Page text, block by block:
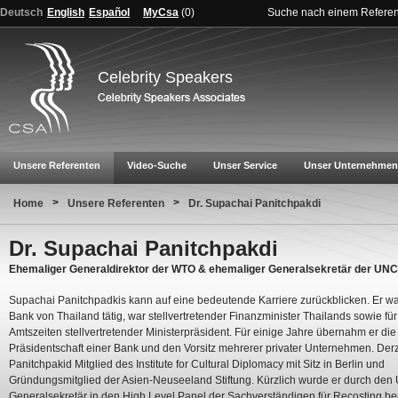
Deutsch English Español MyCsa (0) Suche nach einem
Celebrity Speakers
Unsere Referenten Video-Suche Unser Service Unser Unternehmen
Home > Unsere Referenten > Dr. Supachai Panitchpakdi
Dr. Supachai Panitchpakdi
Ehemaliger Generaldirektor der WTO & ehemaliger Generalsekretär der
Supachai Panitchpadkis kann auf eine bedeutende Karriere zurückblicken. Er
Bank von Thailand tätig, war stellvertretender Finanzminister Thailands sowie
Amtszeiten stellvertretender Ministerpräsident. Für einige Jahre übernahm er die
Präsidentschaft einer Bank und den Vorsitz mehrerer privater Unternehmen.
Panitchpakid Mitglied des Institute for Cultural Diplomacy mit Sitz in Berlin und
Gründungsmitglied der Asien-Neuseeland Stiftung. Kürzlich wurde er durch den